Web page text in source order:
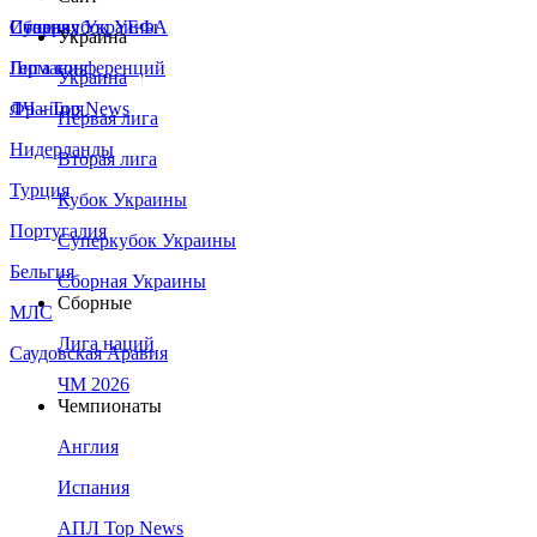
Сборная Украины
Италия
Германия
Франция
Нидерланды
Турция
Португалия
Бельгия
МЛС
Саудовская Аравия
Суперкубок УЕФА
Лига конференций
ЛЧ - Top News
Украина
Украина
Первая лига
Вторая лига
Кубок Украины
Суперкубок Украины
Сборная Украины
Сборные
Лига наций
ЧМ 2026
Чемпионаты
Англия
Испания
АПЛ Top News